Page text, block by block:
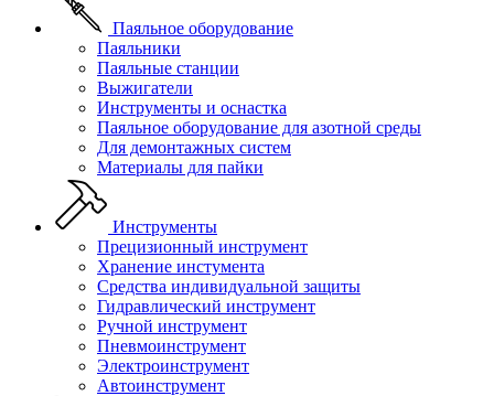
Паяльное оборудование
Паяльники
Паяльные станции
Выжигатели
Инструменты и оснастка
Паяльное оборудование для азотной среды
Для демонтажных систем
Материалы для пайки
Инструменты
Прецизионный инструмент
Хранение инстумента
Средства индивидуальной защиты
Гидравлический инструмент
Ручной инструмент
Пневмоинструмент
Электроинструмент
Автоинструмент